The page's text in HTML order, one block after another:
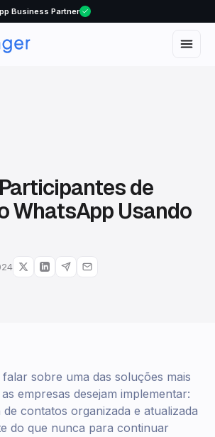
Business Partner
de
WhatsApp Usando
sobre uma das soluções mais
empresas desejam implementar:
contatos organizada e atualizada
do que nunca para continuar